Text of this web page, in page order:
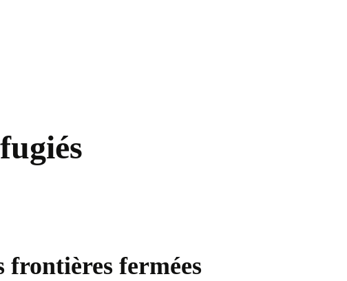
frontières fermées